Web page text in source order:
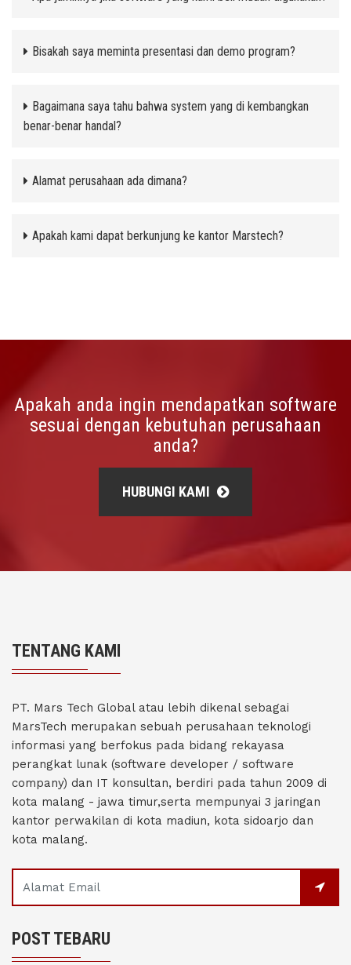
Bisakah saya meminta presentasi dan demo program?
Bagaimana saya tahu bahwa system yang di kembangkan
benar-benar handal?
Alamat perusahaan ada dimana?
Apakah kami dapat berkunjung ke kantor Marstech?
Apakah anda ingin mendapatkan software
sesuai dengan kebutuhan perusahaan
anda?
HUBUNGI KAMI
TENTANG KAMI
PT. Mars Tech Global atau lebih dikenal sebagai
MarsTech merupakan sebuah perusahaan teknologi
informasi yang berfokus pada bidang rekayasa
perangkat lunak (software developer / software
company) dan IT konsultan, berdiri pada tahun 2009 di
kota malang - jawa timur,serta mempunyai 3 jaringan
kantor perwakilan di kota madiun, kota sidoarjo dan
kota malang.
POST TEBARU